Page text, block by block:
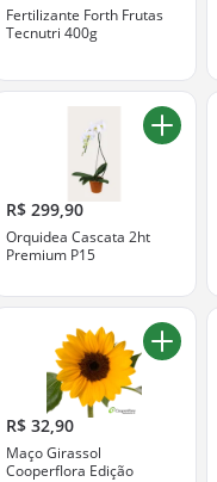
Fertilizante Forth Frutas
Tecnutri 400g
R$ 299,90
Orquidea Cascata 2ht
Premium P15
R$ 32,90
Maço Girassol
Cooperflora Edição